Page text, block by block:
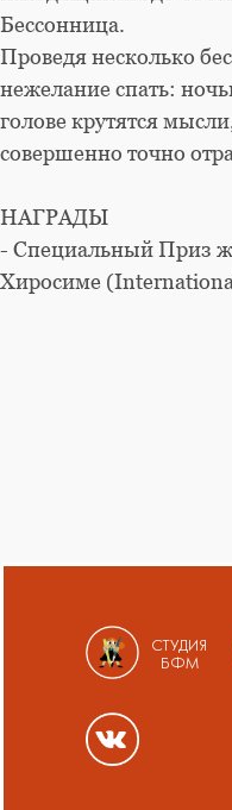
Бессонница.
Проведя несколько
нежелание спать:
голове крутятся
совершенно точно
НАГРАДЫ
- Специальный Приз
Хиросиме
СТУДИЯ
БФМ